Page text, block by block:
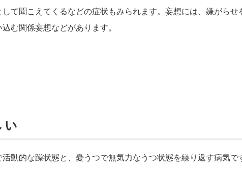
て聞こえてくるなどの症状もみられます。妄想には、嫌がら
む関係妄想などがあります。
い
動的な躁状態と、憂うつで無気力なうつ状態を繰り返す病気